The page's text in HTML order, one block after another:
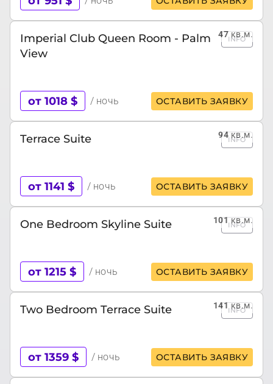
47кв.м.
Imperial Club Queen Room - Palm
View
INFO
от 1018 $ / ночь ОСТАВИТЬ ЗАЯВКУ
94кв.м.
Terrace Suite INFO
от 1141 $ / ночь ОСТАВИТЬ ЗАЯВКУ
101кв.м.
One Bedroom Skyline Suite INFO
от 1215 $ / ночь ОСТАВИТЬ ЗАЯВКУ
141кв.м.
Two Bedroom Terrace Suite INFO
от 1359 $ / ночь ОСТАВИТЬ ЗАЯВКУ